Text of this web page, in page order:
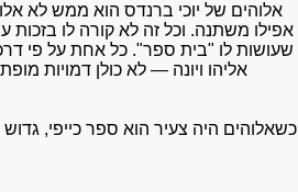
אלוהים של יוכי ברנדס הוא ממש לא
אפילו משתנה. וכל זה לא קורה לו
שעושות לו "בית ספר". כל אחת על פי
אליהו ויונה — לא כולן דמויות
כשאלוהים היה צעיר הוא ספר כייפי,